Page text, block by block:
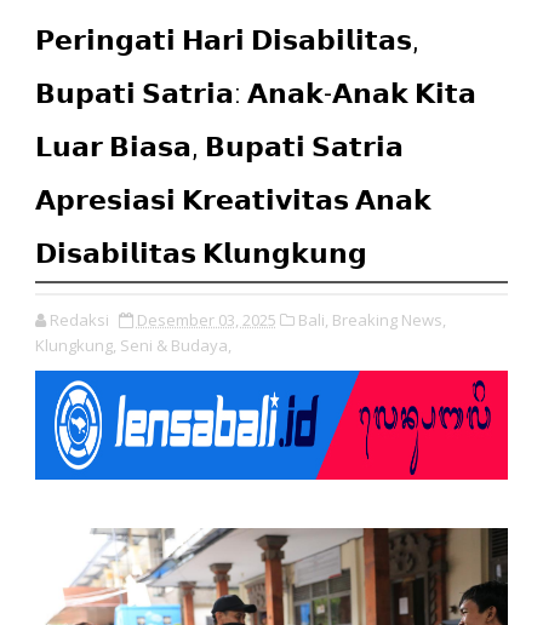
𝗣𝗲𝗿𝗶𝗻𝗴𝗮𝘁𝗶 𝗛𝗮𝗿𝗶 𝗗𝗶𝘀𝗮𝗯𝗶𝗹𝗶𝘁𝗮𝘀,
𝗕𝘂𝗽𝗮𝘁𝗶 𝗦𝗮𝘁𝗿𝗶𝗮: 𝗔𝗻𝗮𝗸-𝗔𝗻𝗮𝗸 𝗞𝗶𝘁𝗮
𝗟𝘂𝗮𝗿 𝗕𝗶𝗮𝘀𝗮, 𝗕𝘂𝗽𝗮𝘁𝗶 𝗦𝗮𝘁𝗿𝗶𝗮
𝗔𝗽𝗿𝗲𝘀𝗶𝗮𝘀𝗶 𝗞𝗿𝗲𝗮𝘁𝗶𝘃𝗶𝘁𝗮𝘀 𝗔𝗻𝗮𝗸
𝗗𝗶𝘀𝗮𝗯𝗶𝗹𝗶𝘁𝗮𝘀 𝗞𝗹𝘂𝗻𝗴𝗸𝘂𝗻𝗴
Redaksi Desember 03, 2025 Bali, Breaking News,
Klungkung, Seni & Budaya,